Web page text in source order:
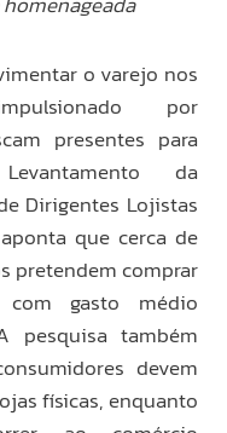
o varejo nos
por
presentes para
da
Dirigentes Lojistas
que cerca de
pretendem comprar
com gasto médio
pesquisa também
devem
físicas, enquanto